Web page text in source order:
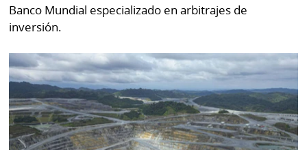
Corprensa
por
⌾
Sábado
Picante
⌾
La
⌾
Tal
Cual
⌾
Sabrina
Sin
Censura
Banco Mundial especializado en arbitrajes de
inversión.